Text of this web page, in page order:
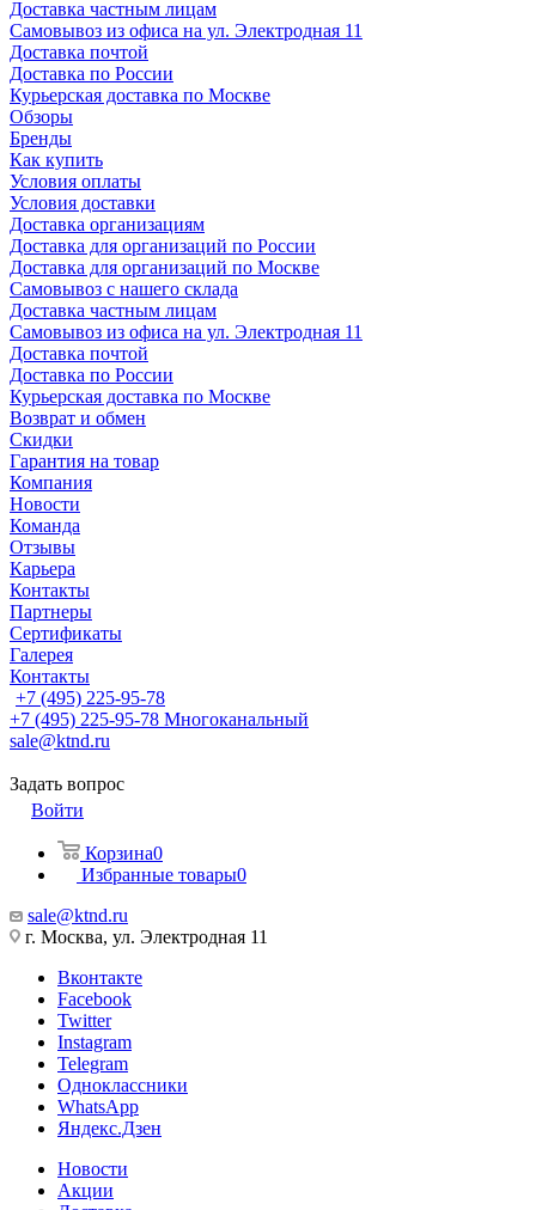
Доставка частным лицам
Самовывоз из офиса на ул. Электродная 11
Доставка почтой
Доставка по России
Курьерская доставка по Москве
Обзоры
Бренды
Как купить
Условия оплаты
Условия доставки
Доставка организациям
Доставка для организаций по России
Доставка для организаций по Москве
Самовывоз с нашего склада
Доставка частным лицам
Самовывоз из офиса на ул. Электродная 11
Доставка почтой
Доставка по России
Курьерская доставка по Москве
Возврат и обмен
Скидки
Гарантия на товар
Компания
Новости
Команда
Отзывы
Карьера
Контакты
Партнеры
Сертификаты
Галерея
Контакты
+7 (495) 225-95-78
+7 (495) 225-95-78 Многоканальный
sale@ktnd.ru
Задать вопрос
Войти
Корзина0
Избранные товары0
sale@ktnd.ru
г. Москва, ул. Электродная 11
Вконтакте
Facebook
Twitter
Instagram
Telegram
Одноклассники
WhatsApp
Яндекс.Дзен
Новости
Акции